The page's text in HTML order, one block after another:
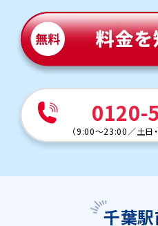
0120-
（9:00～23:00／土日
千葉